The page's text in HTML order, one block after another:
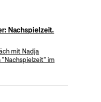
Nachspielzeit.
mit Nadja
"Nachspielzeit" im